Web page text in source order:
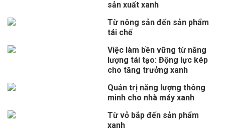
sản xuất xanh
Từ nông sản đến sản phẩm
tái chế
Việc làm bền vững từ năng
lượng tái tạo: Động lực kép
cho tăng trưởng xanh
Quản trị năng lượng thông
minh cho nhà máy xanh
Từ vỏ bắp đến sản phẩm
xanh